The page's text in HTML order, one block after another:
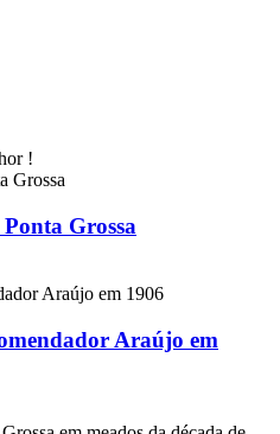
!
Grossa
Araújo em